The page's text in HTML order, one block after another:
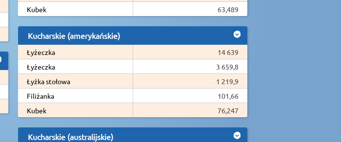
Kubek
63,489
Kucharskie (amerykańskie)
Łyżeczka
14 639
Łyżeczka
3 659,8
Łyżka stołowa
1 219,9
Filiżanka
101,66
Kubek
76,247
Kucharskie (australijskie)